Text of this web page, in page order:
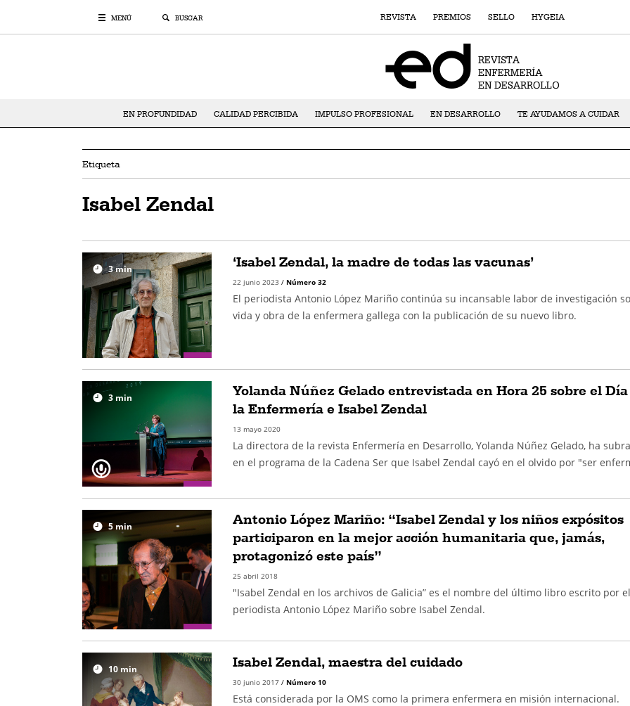
MENÚ BUSCAR REVISTA PREMIOS SELLO HYGEIA
EN PROFUNDIDAD CALIDAD PERCIBIDA IMPULSO PROFESIONAL EN DESARROLLO TE AYUDAMOS A CUIDAR
Etiqueta
Isabel Zendal
3min ‘Isabel Zendal, la madre de todas las vacunas’
22 junio 2023 / Número 32
El periodista Antonio López Mariño continúa su incansable labor de investigación
vida y obra de la enfermera gallega con la publicación de su nuevo libro.
3 min
Yolanda Núñez Gelado entrevistada en Hora 25 sobre el
la Enfermería e Isabel Zendal
13 mayo 2020
La directora de la revista Enfermería en Desarrollo, Yolanda Núñez Gelado, ha
en el programa de la Cadena Ser que Isabel Zendal cayó en el olvido por "ser
5min
Antonio López Mariño: “Isabel Zendal y los niños expósitos
participaron en la mejor acción humanitaria que, jamás,
protagonizó este país”
25 abril 2018
"Isabel Zendal en los archivos de Galicia” es el nombre del último libro escrito por el
periodista Antonio López Mariño sobre Isabel Zendal.
10min Isabel Zendal, maestra del cuidado
30 junio 2017 / Número 10
Está considerada por la OMS como la primera enfermera en misión internacional.